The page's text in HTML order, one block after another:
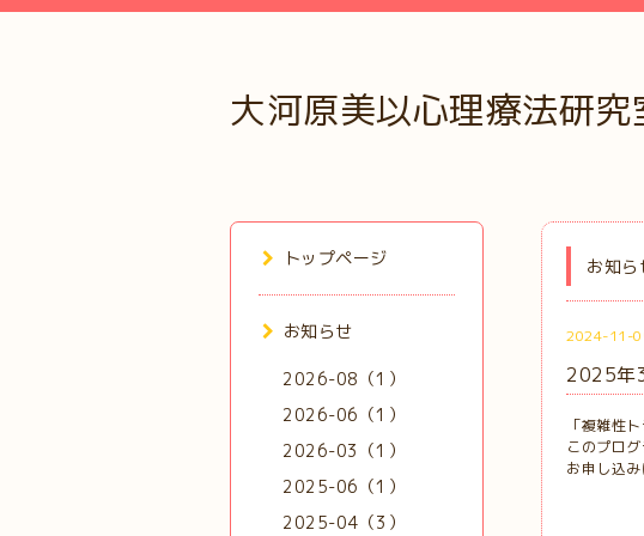
大河原美以心理療法研究
お知ら
2024-11-
2025年
「複雑性
このプロ
お申し込
トップページ
お知らせ
2026-08（1）
2026-06（1）
2026-03（1）
2025-06（1）
2025-04（3）